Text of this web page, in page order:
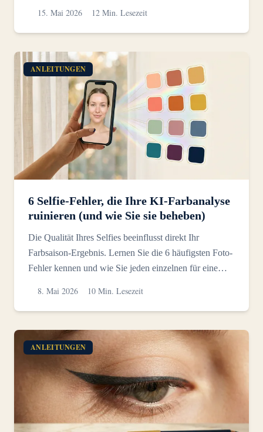
15. Mai 2026 12 Min. Lesezeit
ANLEITUNGEN
6 Selfie-Fehler, die Ihre KI-Farbanalyse
ruinieren (und wie Sie sie beheben)
Die Qualität Ihres Selfies beeinflusst direkt Ihr
Farbsaison-Ergebnis. Lernen Sie die 6 häufigsten Foto-
Fehler kennen und wie Sie jeden einzelnen für eine
8. Mai 2026 10 Min. Lesezeit
ANLEITUNGEN